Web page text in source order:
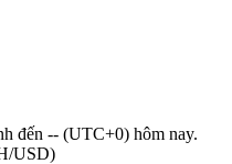
đến -- (UTC+0) hôm nay.
USD)